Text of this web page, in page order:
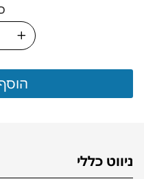
ניווט כללי